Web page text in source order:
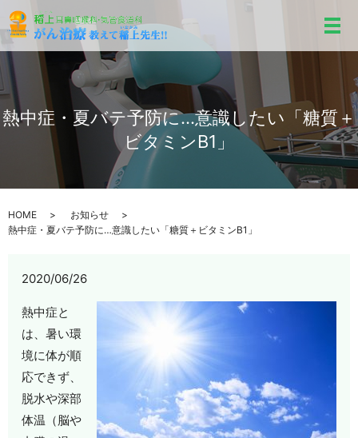
メ
熱中症・夏バテ予防に…意識したい「糖質＋
ビタミンB1」
HOME
お知らせ
熱中症・夏バテ予防に…意識したい「糖質＋ビタミンB1」
2020/06/26
熱中症と
は、暑い環
境に体が順
応できず、
脱水や深部
体温（脳や